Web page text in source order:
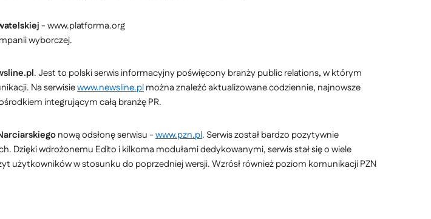
- www.platforma.org
wyborczej.
. Jest to polski serwis informacyjny poświęcony branży public relations, w którym
Na serwisiewww.newsline.plmożna znaleźć aktualizowane codziennie, najnowsze
integrującym całą branżę PR.
nową odsłonę serwisu -www.pzn.pl. Serwis został bardzo pozytywnie
wdrożonemu Edito i kilkoma modułami dedykowanymi, serwis stał się o wiele
użytkowników w stosunku do poprzedniej wersji. Wzrósł również poziom komunikacji PZN